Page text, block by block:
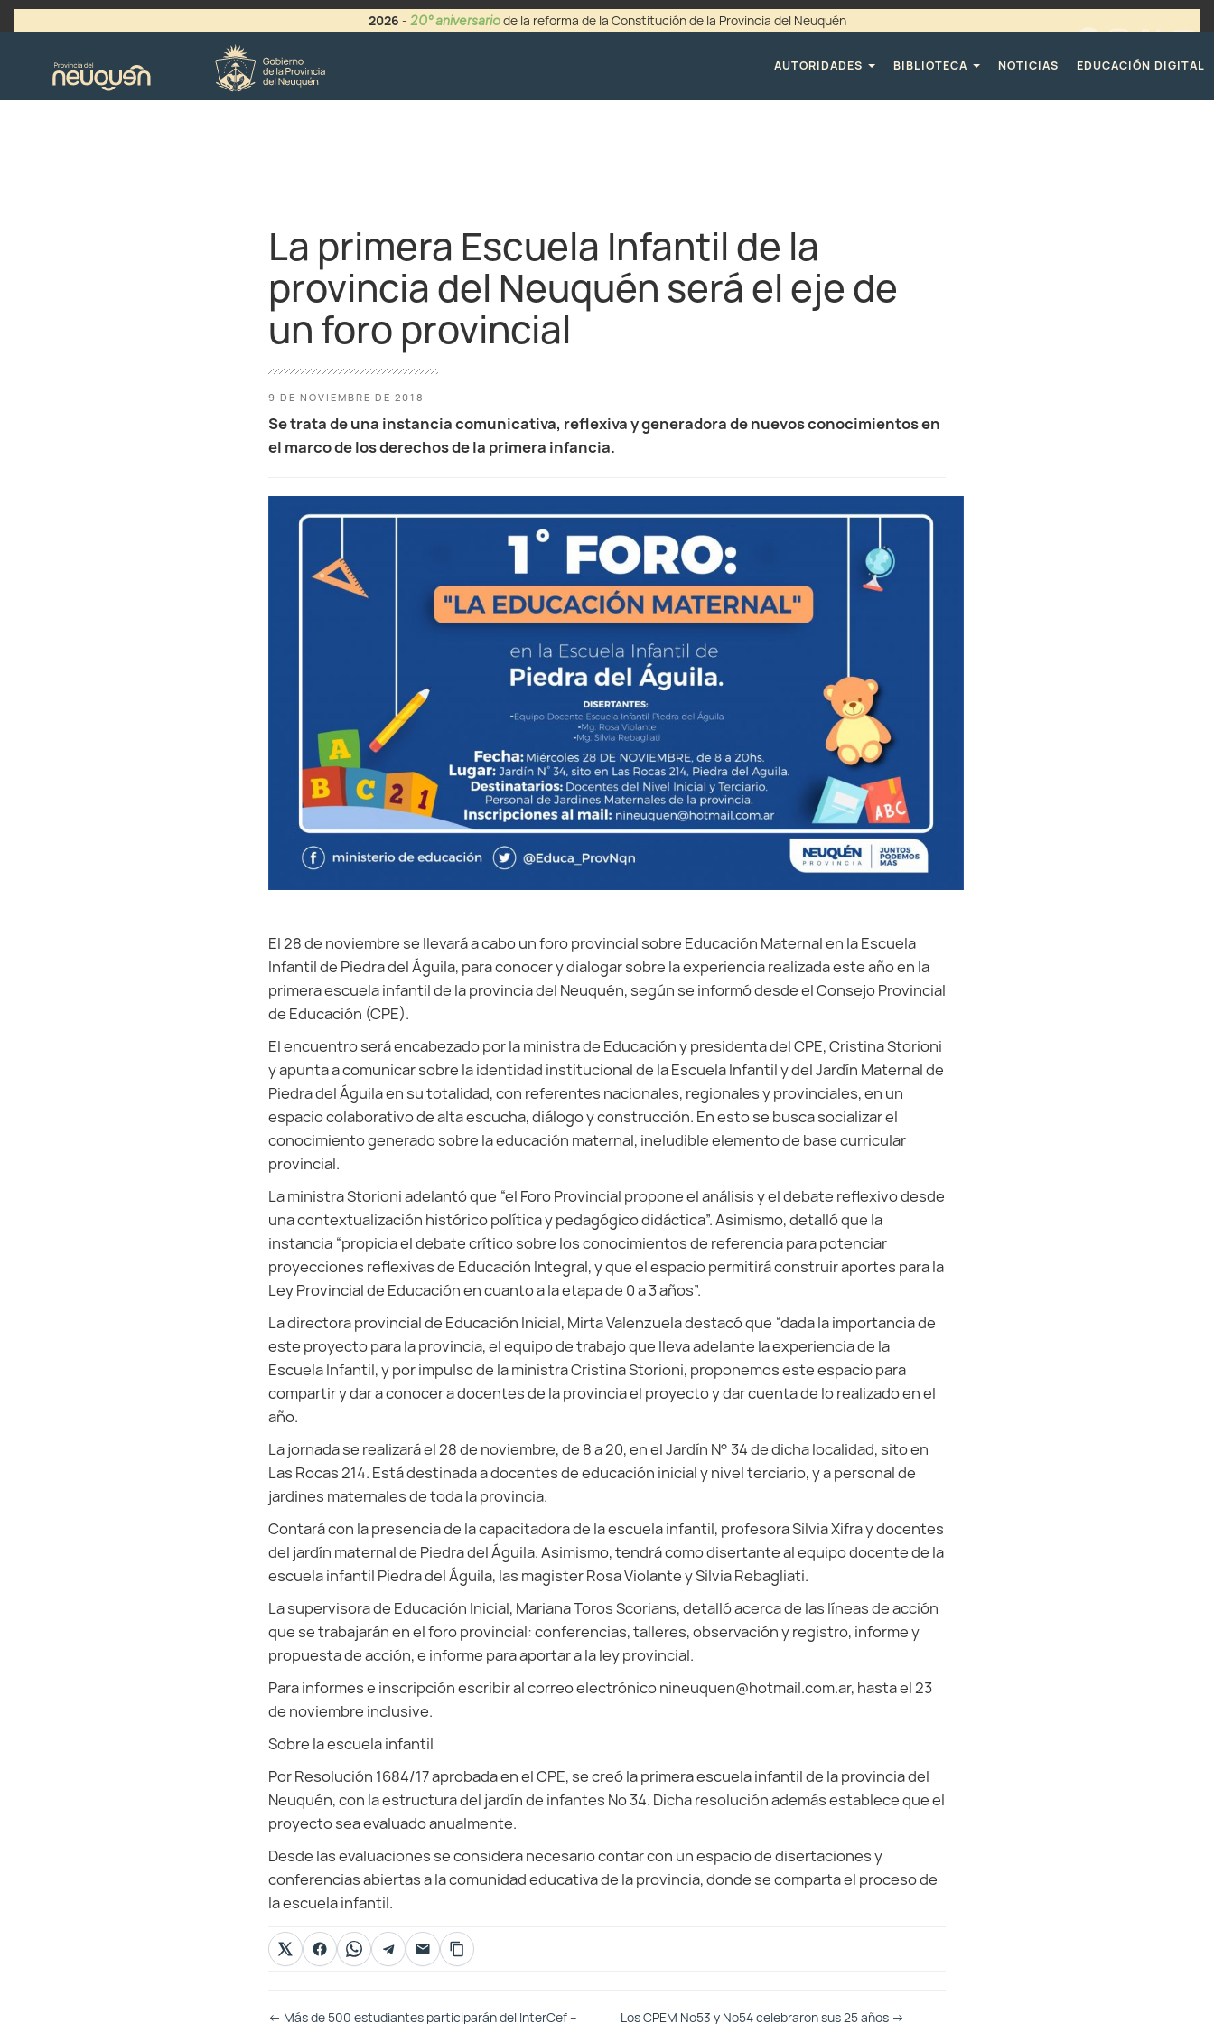
2026 - 20° aniversariode la reforma de la Constitución de la Provincia del Neuquén
AUTORIDADES
BIBLIOTECA NOTICIAS EDUCACIÓN DIGITAL
La primera Escuela Infantil de la
provincia del Neuquén será el eje de
un foro provincial
9 DE NOVIEMBRE DE 2018
Se trata de una instancia comunicativa, reflexiva y generadora de nuevos conocimientos en
el marco de los derechos de la primera infancia.
El 28 de noviembre se llevará a cabo un foro provincial sobre Educación Maternal en la Escuela
Infantil de Piedra del Águila, para conocer y dialogar sobre la experiencia realizada este año en la
primera escuela infantil de la provincia del Neuquén, según se informó desde el Consejo Provincial
de Educación (CPE).
El encuentro será encabezado por la ministra de Educación y presidenta del CPE, Cristina Storioni
y apunta a comunicar sobre la identidad institucional de la Escuela Infantil y del Jardín Maternal de
Piedra del Águila en su totalidad, con referentes nacionales, regionales y provinciales, en un
espacio colaborativo de alta escucha, diálogo y construcción. En esto se busca socializar el
conocimiento generado sobre la educación maternal, ineludible elemento de base curricular
provincial.
La ministra Storioni adelantó que “el Foro Provincial propone el análisis y el debate reflexivo desde
una contextualización histórico política y pedagógico didáctica”. Asimismo, detalló que la
instancia “propicia el debate crítico sobre los conocimientos de referencia para potenciar
proyecciones reflexivas de Educación Integral, y que el espacio permitirá construir aportes para la
Ley Provincial de Educación en cuanto a la etapa de 0 a 3 años”.
La directora provincial de Educación Inicial, Mirta Valenzuela destacó que “dada la importancia de
este proyecto para la provincia, el equipo de trabajo que lleva adelante la experiencia de la
Escuela Infantil, y por impulso de la ministra Cristina Storioni, proponemos este espacio para
compartir y dar a conocer a docentes de la provincia el proyecto y dar cuenta de lo realizado en el
año.
La jornada se realizará el 28 de noviembre, de 8 a 20, en el Jardín N° 34 de dicha localidad, sito en
Las Rocas 214. Está destinada a docentes de educación inicial y nivel terciario, y a personal de
jardines maternales de toda la provincia.
Contará con la presencia de la capacitadora de la escuela infantil, profesora Silvia Xifra y docentes
del jardín maternal de Piedra del Águila. Asimismo, tendrá como disertante al equipo docente de la
escuela infantil Piedra del Águila, las magister Rosa Violante y Silvia Rebagliati.
La supervisora de Educación Inicial, Mariana Toros Scorians, detalló acerca de las líneas de acción
que se trabajarán en el foro provincial: conferencias, talleres, observación y registro, informe y
propuesta de acción, e informe para aportar a la ley provincial.
Para informes e inscripción escribir al correo electrónico nineuquen@hotmail.com.ar, hasta el 23
de noviembre inclusive.
Sobre la escuela infantil
Por Resolución 1684/17 aprobada en el CPE, se creó la primera escuela infantil de la provincia del
Neuquén, con la estructura del jardín de infantes Nº 34. Dicha resolución además establece que el
proyecto sea evaluado anualmente.
Desde las evaluaciones se considera necesario contar con un espacio de disertaciones y
conferencias abiertas a la comunidad educativa de la provincia, donde se comparta el proceso de
la escuela infantil.
Otras
← Más de 500 estudiantes participarán del InterCef – Los CPEM Nº53 y Nº54 celebraron sus 25 años →